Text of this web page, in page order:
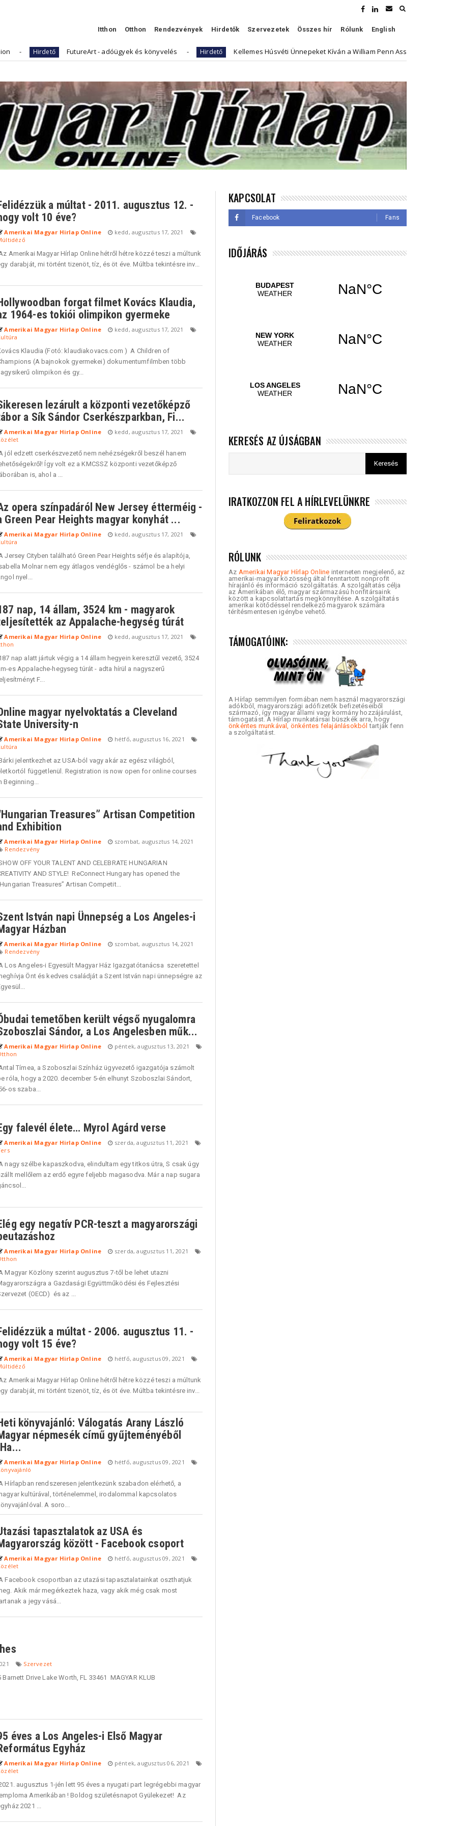
Itthon Otthon Rendezvények Hirdetők Szervezetek Összes hír Rólunk English
FutureArt - adóügyek és könyvelés Hirdető Kellemes Húsvéti Ünnepeket Kíván a William Penn Association Kultúra
a múltat - 2011. augusztus 12. -
volt 10 éve?
Amerikai Magyar Hirlap Online
kedd, augusztus 17, 2021
Amerikai Magyar Hírlap Online hétről hétre közzé teszi a múltunk
darabját, mi történt tizenöt, tíz, és öt éve. Múltba tekintésre inv...
forgat filmet Kovács Klaudia,
1964-es tokiói olimpikon gyermeke
Amerikai Magyar Hirlap Online
kedd, augusztus 17, 2021
Klaudia (Fotó: klaudiakovacs.com ) A Children of
(A bajnokok gyermekei) dokumentumfilmben több
olimpikon és gy...
lezárult a központi vezetőképző
a Sík Sándor Cserkészparkban, Fi...
Amerikai Magyar Hirlap Online
kedd, augusztus 17, 2021
jól edzett cserkészvezető nem nehézségekről beszél hanem
Így volt ez a KMCSSZ központi vezetőképző
is, ahol a ...
opera színpadáról New Jersey étterméig -
Green Pear Heights magyar konyhát ...
Amerikai Magyar Hirlap Online
kedd, augusztus 17, 2021
Jersey Cityben található Green Pear Heights séfje és alapítója,
Molnar nem egy átlagos vendéglős - számol be a helyi
nyel...
nap, 14 állam, 3524 km - magyarok
az Appalache-hegység túrát
Amerikai Magyar Hirlap Online
kedd, augusztus 17, 2021
nap alatt jártuk végig a 14 állam hegyein keresztűl vezető, 3524
es Appalache-hegyseg túrát - adta hírül a nagyszerű
F...
magyar nyelvoktatás a Cleveland
University-n
Amerikai Magyar Hirlap Online
hétfő, augusztus 16, 2021
jelentkezhet az USA-ból vagy akár az egész világból,
függetlenül. Registration is now open for online courses
Beginning...
Treasures” Artisan Competition
Exhibition
Amerikai Magyar Hirlap Online
szombat, augusztus 14, 2021
Rendezvény
OFF YOUR TALENT AND CELEBRATE HUNGARIAN
AND STYLE! ReConnect Hungary has opened the
Treasures” Artisan Competit...
István napi Ünnepség a Los Angeles-i
Házban
Amerikai Magyar Hirlap Online
szombat, augusztus 14, 2021
Rendezvény
Los Angeles-i Egyesült Magyar Ház Igazgatótanácsa szeretettel
Önt és kedves családját a Szent István napi ünnepségre az
temetőben került végső nyugalomra
Sándor, a Los Angelesben műk...
Amerikai Magyar Hirlap Online
péntek, augusztus 13, 2021
Tímea, a Szoboszlai Színház ügyvezető igazgatója számolt
róla, hogy a 2020. december 5-én elhunyt Szoboszlai Sándort,
os szaba...
falevél élete… Myrol Agárd verse
Amerikai Magyar Hirlap Online
szerda, augusztus 11, 2021
nagy szélbe kapaszkodva, elindultam egy titkos útra, S csak úgy
mellőlem az erdő egyre feljebb magasodva. Már a nap sugara
egy negatív PCR-teszt a magyarországi
Amerikai Magyar Hirlap Online
szerda, augusztus 11, 2021
Magyar Közlöny szerint augusztus 7-től be lehet utazni
a Gazdasági Együttműködési és Fejlesztési
(OECD) és az ...
a múltat - 2006. augusztus 11. -
volt 15 éve?
Amerikai Magyar Hirlap Online
hétfő, augusztus 09, 2021
Amerikai Magyar Hírlap Online hétről hétre közzé teszi a múltunk
darabját, mi történt tizenöt, tíz, és öt éve. Múltba tekintésre inv...
könyvajánló: Válogatás Arany László
népmesék című gyűjteményéből
Amerikai Magyar Hirlap Online
hétfő, augusztus 09, 2021
Hírlapban rendszeresen jelentkezünk szabadon elérhető, a
kultúrával, történelemmel, irodalommal kapcsolatos
A soro...
tapasztalatok az USA és
között - Facebook csoport
Amerikai Magyar Hirlap Online
hétfő, augusztus 09, 2021
Facebook csoportban az utazási tapasztalatainkat oszthatjuk
Akik már megérkeztek haza, vagy akik még csak most
a jegy vásá...
Szervezet
Drive Lake Worth, FL 33461 MAGYAR KLUB
éves a Los Angeles-i Első Magyar
Egyház
Amerikai Magyar Hirlap Online
péntek, augusztus 06, 2021
augusztus 1-jén lett 95 éves a nyugati part legrégebbi magyar
Amerikában ! Boldog születésnapot Gyülekezet! Az
2021 ...
KAPCSOLAT
Facebook Fans
IDŐJÁRÁS
KERESÉS AZ ÚJSÁGBAN
IRATKOZZON FEL A HÍRLEVELÜNKRE
RÓLUNK
Az Amerikai Magyar Hírlap Online interneten megjelenő, az
amerikai-magyar közösség által fenntartott nonprofit
hírajánló és információ szolgáltatás. A szolgáltatás célja
az Amerikában élő, magyar származású honfitársaink
között a kapcsolattartás megkönnyítése. A szolgáltatás
amerikai kötődéssel rendelkező magyarok számára
térítésmentesen igénybe vehető.
TÁMOGATÓINK:
A Hírlap semmilyen formában nem használ magyarországi
adókból, magyarországi adófizetők befizetéseiből
származó, így magyar állami vagy kormány hozzájárulást,
támogatást. A Hírlap munkatársai büszkék arra, hogy
önkéntes munkával, önkéntes felajánlásokból tartják fenn
a szolgáltatást.